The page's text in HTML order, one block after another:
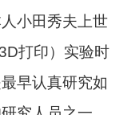
小田秀夫上世
打印）实验时
早认真研究如